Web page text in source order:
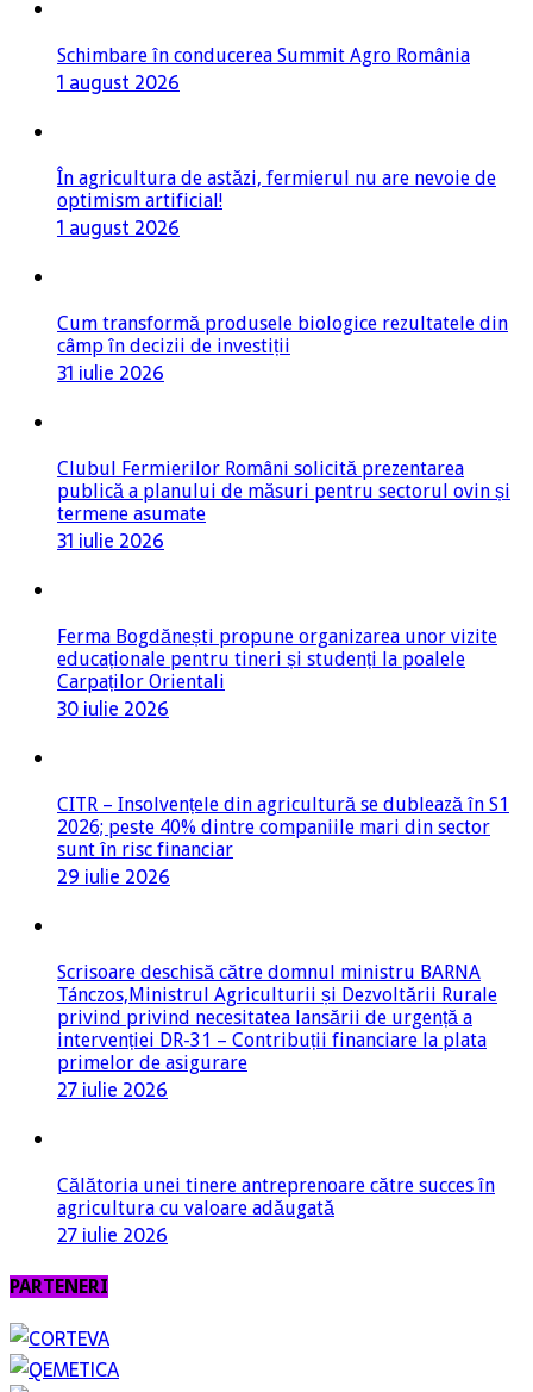
Schimbare în conducerea Summit Agro România
1 august 2026
În agricultura de astăzi, fermierul nu are nevoie de
optimism artificial!
1 august 2026
Cum transformă produsele biologice rezultatele din
câmp în decizii de investiții
31 iulie 2026
Clubul Fermierilor Români solicită prezentarea
publică a planului de măsuri pentru sectorul ovin și
termene asumate
31 iulie 2026
Ferma Bogdănești propune organizarea unor vizite
educaționale pentru tineri și studenți la poalele
Carpaților Orientali
30 iulie 2026
CITR – Insolvențele din agricultură se dublează în S1
2026; peste 40% dintre companiile mari din sector
sunt în risc financiar
29 iulie 2026
Scrisoare deschisă către domnul ministru BARNA
Tánczos,Ministrul Agriculturii și Dezvoltării Rurale
privind privind necesitatea lansării de urgență a
intervenției DR-31 – Contribuții financiare la plata
primelor de asigurare
27 iulie 2026
Călătoria unei tinere antreprenoare către succes în
agricultura cu valoare adăugată
27 iulie 2026
PARTENERI